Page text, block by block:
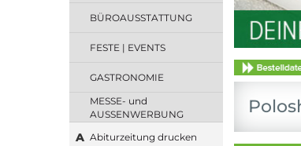
BÜROAUSSTATTUNG
FESTE | EVENTS
GASTRONOMIE
MESSE- und
AUSSENWERBUNG
A Abiturzeitung drucken